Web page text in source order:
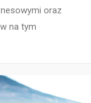
oraz
na tym